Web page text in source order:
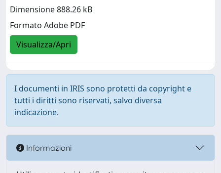
Dimensione 888.26 kB
Formato Adobe PDF
Visualizza/Apri
I documenti in IRIS sono protetti da copyright e
tutti i diritti sono riservati, salvo diversa
indicazione.
Informazioni